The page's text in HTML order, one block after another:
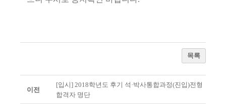
목록
이전
[입시] 2018학년도 후기 석·박사통합과정(진입)전형
합격자 명단